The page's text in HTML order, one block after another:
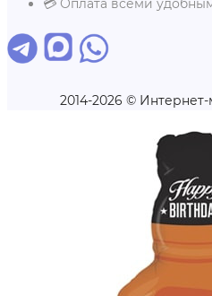
💳 Оплата всеми
2014-2026 ©